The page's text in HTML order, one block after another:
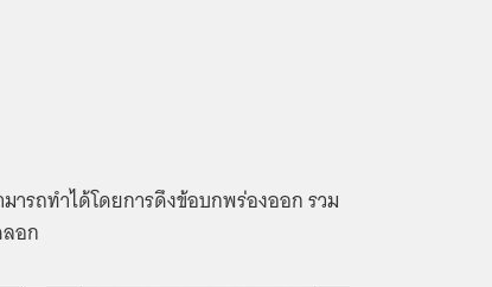
ารถทำได้โดยการดึงข้อบกพร่องออก รวม
อก